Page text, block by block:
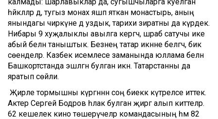
һәйкәлләр дә, тугыз монах яшәп яткан монастырь, аның
янындагы чиркәүне дә уздык, тарихи зиратны да күрдек.
Нибары 9 хуҗалыклы авылга кергәч, шәраб сатучы ике
абый белән таныштык. Безнең татар икәнне белгәч, бик
сөенделәр. Казбек исемлесе заманында юллама белән
Башкортстанда эшләгән булган икән. Татарстанны да
яратып сөйли.
Җирле тормышны күргәннән соң биеккә күтәреләсе иттек.
Актер Сергей Бодров һәлак булган җиргә алып киттеләр.
62 кешелек кино төшерүчеләр командасының һәм 82